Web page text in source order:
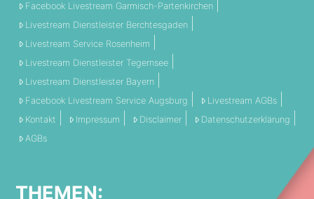
Facebook Livestream Garmisch-Partenkirchen
Livestream Dienstleister Berchtesgaden
Livestream Service Rosenheim
Livestream Dienstleister Tegernsee
Livestream Dienstleister Bayern
Facebook Livestream Service Augsburg
Livestream AGBs
Kontakt
Impressum Disclaimer
Datenschutzerklärung
AGBs
THEMEN: